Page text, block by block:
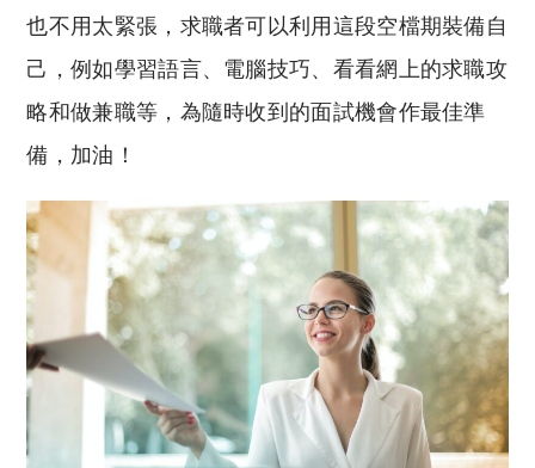
也不用太緊張，求職者可以利用這段空檔期裝備自
己，例如學習語言、電腦技巧、看看網上的求職攻
略和做兼職等，為隨時收到的面試機會作最佳準
備，加油！